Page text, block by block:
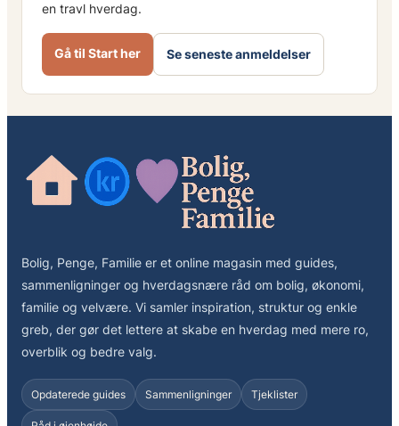
en travl hverdag.
Gå til Start her Se seneste anmeldelser
Bolig, Penge, Familie er et online magasin med guides,
sammenligninger og hverdagsnære råd om bolig, økonomi,
familie og velvære. Vi samler inspiration, struktur og enkle
greb, der gør det lettere at skabe en hverdag med mere ro,
overblik og bedre valg.
Opdaterede guides Sammenligninger Tjeklister